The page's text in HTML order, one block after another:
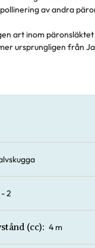
av andra
art inom
ursprungligen från
- 2
(cc): 4 m